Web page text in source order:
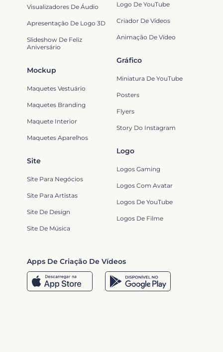
Mockup
Maquetes Vestuário
Maquetes Branding
Maquete Interior
Maquetes Aparelhos
Gráfico
Miniatura De YouTube
Posters
Flyers
Story Do Instagram
Logo
Logos Gaming
Logos Com Avatar
Logos De YouTube
Logos De Filme
Logo De YouTube
Criador De Vídeos
Animação De Vídeo
Apps De Criação De Vídeos
Visualizadores De Áudio
Apresentação De Logo 3D
Slideshow De Feliz
Aniversário
Site
Site Para Negócios
Site Para Artistas
Site De Design
Site De Música